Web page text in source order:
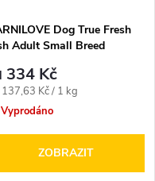
Dog True Fresh
Adult Small Breed
334 Kč
Kč / 1 kg
Vyprodáno
ZOBRAZIT